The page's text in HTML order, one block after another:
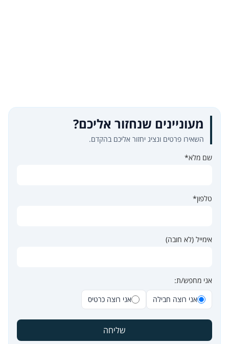
מעוניינים שנחזור אליכם?
השאירו פרטים ונציג יחזור אליכם בהקדם.
שם מלא*
טלפון*
אימייל (לא חובה)
אני מחפש/ת:
אני רוצה חבילה
אני רוצה כרטיס
שליחה